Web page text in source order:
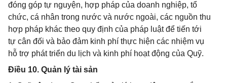
đóng góp tự nguyện, hợp pháp của doanh nghiệp, tổ
chức, cá nhân trong nước và nước ngoài, các nguồn thu
hợp pháp khác theo quy định của pháp luật để tiến tới
tự cân đối và bảo đảm kinh phí thực hiện các nhiệm vụ
hỗ trợ phát triển du lịch và kinh phí hoạt động của Quỹ.
Điều 10. Quản lý tài sản